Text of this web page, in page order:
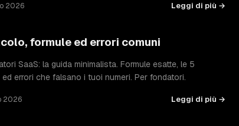
2026 Leggi di più →
formule ed errori comuni
SaaS: la guida minimalista. Formule esatte, le 5
ed errori che falsano i tuoi numeri. Per fondatori.
2026 Leggi di più →